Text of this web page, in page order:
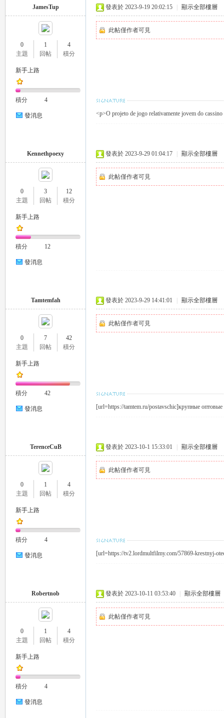
20
JamesTup
0
主題
1
回帖
4
積分
新手上路
積分 4
發消息
發表於 2023-9-19 20:02:15 顯示全部樓層
此帖僅作者可見
<p>O projeto de jogo relativamente jovem do
Kennethpoexy
0
主題
3
回帖
12
積分
新手上路
積分 12
發消息
發表於 2023-9-29 01:04:17 顯示全部樓層
此帖僅作者可見
Tamtemfah
0
主題
7
回帖
42
積分
新手上路
積分 42
發消息
發表於 2023-9-29 14:41:01 顯示全部樓層
此帖僅作者可見
[url=https://tamtem.ru/postavschic]крупные оптовые
TerenceCuB
0
主題
1
回帖
4
積分
新手上路
積分 4
發消息
發表於 2023-10-1 15:33:01 顯示全部樓層
此帖僅作者可見
[url=https://tv2.lordmultfilmy.com/57869-krestnyj-
Robertnob
0
主題
1
回帖
4
積分
新手上路
積分 4
發消息
發表於 2023-10-11 03:53:40 顯示全部樓層
此帖僅作者可見